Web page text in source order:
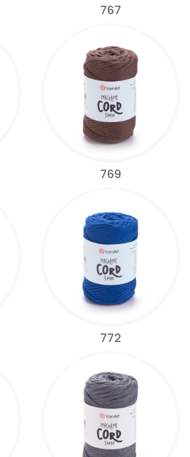
767
769
772